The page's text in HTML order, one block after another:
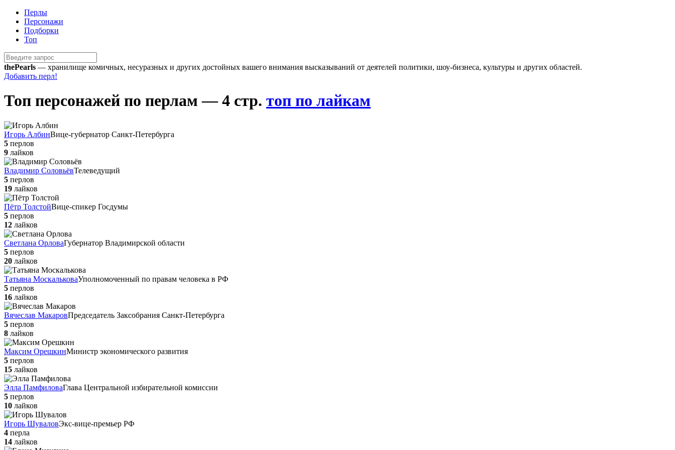
Перлы
Персонажи
Подборки
Топ
thePearls — хранилище комичных, несуразных и других достойных вашего внимания высказываний от деятелей политики, шоу-бизнеса, культуры и других областей.
Добавить перл!
Топ персонажей по перлам — 4 стр. топ по лайкам
Игорь АлбинВице-губернатор Санкт-Петербурга
5 перлов
9 лайков
Владимир СоловьёвТелеведущий
5 перлов
19 лайков
Пётр ТолстойВице-спикер Госдумы
5 перлов
12 лайков
Светлана ОрловаГубернатор Владимирской области
5 перлов
20 лайков
Татьяна МоскальковаУполномоченный по правам человека в РФ
5 перлов
16 лайков
Вячеслав МакаровПредседатель Заксобрания Санкт-Петербурга
5 перлов
8 лайков
Максим ОрешкинМинистр экономического развития
5 перлов
15 лайков
Элла ПамфиловаГлава Центральной избирательной комиссии
5 перлов
10 лайков
Игорь ШуваловЭкс-вице-премьер РФ
4 перла
14 лайков